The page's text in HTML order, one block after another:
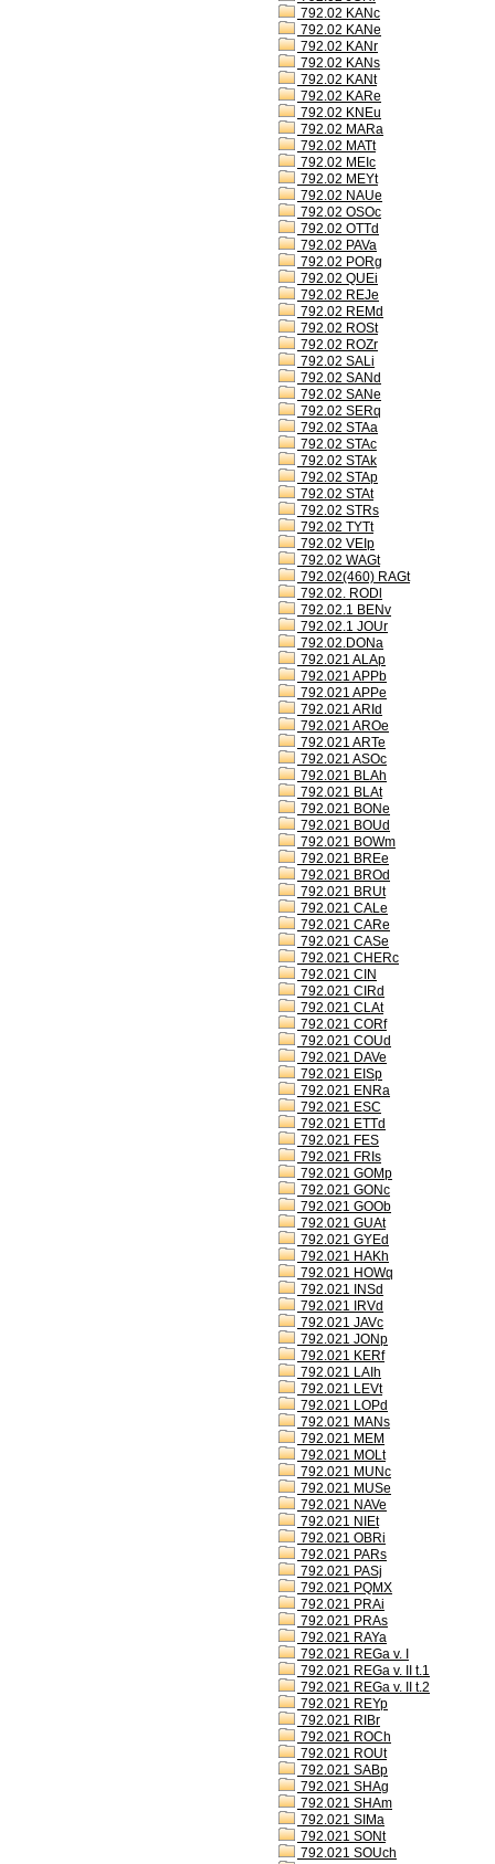
792.02 KANc
792.02 KANe
792.02 KANr
792.02 KANs
792.02 KANt
792.02 KARe
792.02 KNEu
792.02 MARa
792.02 MATt
792.02 MEIc
792.02 MEYt
792.02 NAUe
792.02 OSOc
792.02 OTTd
792.02 PAVa
792.02 PORg
792.02 QUEi
792.02 REJe
792.02 REMd
792.02 ROSt
792.02 ROZr
792.02 SALi
792.02 SANd
792.02 SANe
792.02 SERq
792.02 STAa
792.02 STAc
792.02 STAk
792.02 STAp
792.02 STAt
792.02 STRs
792.02 TYTt
792.02 VEIp
792.02 WAGt
792.02(460) RAGt
792.02. RODl
792.02.1 BENv
792.02.1 JOUr
792.02.DONa
792.021 ALAp
792.021 APPb
792.021 APPe
792.021 ARId
792.021 AROe
792.021 ARTe
792.021 ASOc
792.021 BLAh
792.021 BLAt
792.021 BONe
792.021 BOUd
792.021 BOWm
792.021 BREe
792.021 BROd
792.021 BRUt
792.021 CALe
792.021 CARe
792.021 CASe
792.021 CHERc
792.021 CIN
792.021 CIRd
792.021 CLAt
792.021 CORf
792.021 COUd
792.021 DAVe
792.021 EISp
792.021 ENRa
792.021 ESC
792.021 ETTd
792.021 FES
792.021 FRIs
792.021 GOMp
792.021 GONc
792.021 GOOb
792.021 GUAt
792.021 GYEd
792.021 HAKh
792.021 HOWq
792.021 INSd
792.021 IRVd
792.021 JAVc
792.021 JONp
792.021 KERf
792.021 LAIh
792.021 LEVt
792.021 LOPd
792.021 MANs
792.021 MEM
792.021 MOLt
792.021 MUNc
792.021 MUSe
792.021 NAVe
792.021 NIEt
792.021 OBRi
792.021 PARs
792.021 PASj
792.021 PQMX
792.021 PRAi
792.021 PRAs
792.021 RAYa
792.021 REGa v. I
792.021 REGa v. II t.1
792.021 REGa v. II t.2
792.021 REYp
792.021 RIBr
792.021 ROCh
792.021 ROUt
792.021 SABp
792.021 SHAg
792.021 SHAm
792.021 SIMa
792.021 SONt
792.021 SOUch